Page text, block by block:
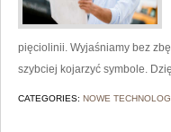
pięciolinii. Wyjaśniamy bez
szybciej kojarzyć symbole.
CATEGORIES: NOWE